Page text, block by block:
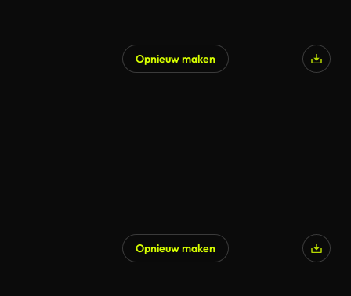
Opnieuw maken
Opnieuw maken